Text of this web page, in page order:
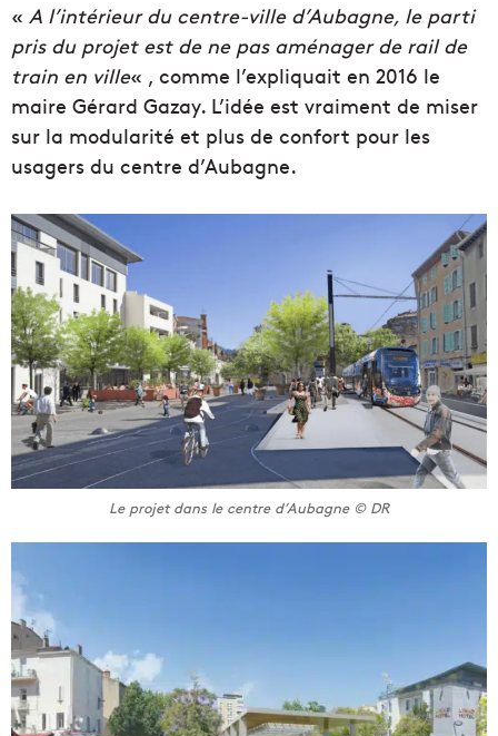
« A l’intérieur du centre-ville d’Aubagne, le parti
pris du projet est de ne pas aménager de rail de
train en ville« , comme l’expliquait en 2016 le
maire Gérard Gazay. L’idée est vraiment de miser
sur la modularité et plus de confort pour les
usagers du centre d’Aubagne.
Le projet dans le centre d’Aubagne © DR